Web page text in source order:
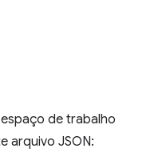
de trabalho
arquivo JSON: